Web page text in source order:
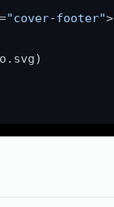
="cover-footer">
)